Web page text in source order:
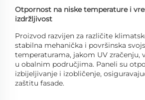
Otpornost na niske temperature i
izdržljivost
Proizvod razvijen za različite
stabilna mehanička i površinska
temperaturama, jakom UV zračenju,
u obalnim područjima. Paneli su
izbijeljivanje i izobličenje,
zaštitu fasade.